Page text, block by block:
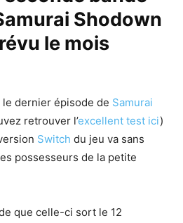
Shodown
le mois
dernier épisode de Samurai
retrouver l’excellent test ici)
Switch du jeu va sans
possesseurs de la petite
que celle-ci sort le 12